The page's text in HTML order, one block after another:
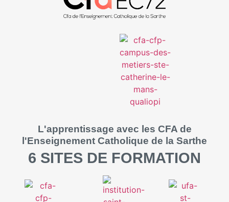
L'apprentissage avec les CFA de
l'Enseignement Catholique de la Sarthe
6 SITES DE FORMATION